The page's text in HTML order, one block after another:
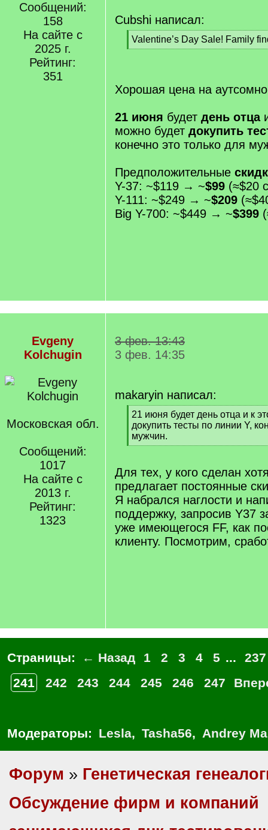
Сообщений:
158
На сайте с
2025 г.
Рейтинг:
351
Cubshi написал:
[
q
Valentine’s Day Sale! Family
[
Хорошая цена на
21 июня будет день отца
можно будет докупить
конечно это только для
Предположительные
Y-37: ~$119 → ~$99 (≈$20
Y-111: ~$249 → ~$209
Big Y-700: ~$449 → ~$399
Evgeny
Kolchugin
Московская обл.
Сообщений:
1017
На сайте с
2013 г.
Рейтинг:
1323
3 фев. 13:43
3 фев. 14:35
makaryin написал:
[
q
]
21 июня будет день отца и к
докупить тесты по линии Y,
мужчин.
[
q
]
Для тех, у кого сделан
предлагает постоянные
Я набрался наглости и
поддержку, запросив Y37
уже имеющегося FF, как
клиенту. Посмотрим,
Страницы: ← Назад 1 2 3 4 5 ...
237
241
242 243 244 245 246 247
Модераторы: Lesla, Tasha56, Andrey
Форум » Генетическая
Обсуждение фирм и компаний